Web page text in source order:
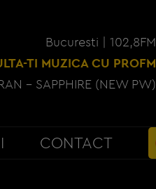
Bucuresti | 102,8FM
TI MUZICA CU PROFM
- SAPPHIRE (NEW PW)
CONTACT